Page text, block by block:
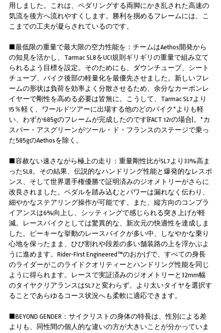
用しました。これは、ペダリングする両脚にかき乱された高速の
気流を後方へ流れやすくします。勝利を掴めるフレームには、こ
こまでの工夫が凝らされているのです。
■最低限の重量で最大限の空力性能を：チームはAethos開発から
の知見を活かし、Tarmac SL8をUCI規則ギリギリの重量で組み立て
られるよう目標を設定。そのためにも、ダウンチューブ、シート
チューブ、バイク後部の軽量化を最優先させました。新しいフレ
ームの形状は負荷を効率よく分散させるため、余分なカーボンレ
イヤーで剛性を高める必要は皆無に。こうして、Tarmac SL7より
15％軽く、ワールドツアーに出場する他のどのバイク*よりも軽
い、わずか685gのフレームが完成したのです(FACT 12rの場合)。*カ
スパー・アスグリーンがツール・ド・フランスのステージで乗っ
た585gのAethosを除く。
■容赦ない速さながら極上の走り：重量剛性比がSL7より33%高ま
ったSL8。その結果、伝説的なハンドリング性能と爆発的なレスポ
ンス、そして世界選手権優勝で証明済みのジオメトリーがさらに
改良されました。ペダルを踏み込むとパワーは漏れなく伝わり、
細やかなステアリング操作が可能です。また、縦方向のコンプラ
イアンスは6%向上し、シッティングで感じられる突き上げが軽
減。レースバイクとしては驚異的な、新次元の快適性を達成しま
した。ピーキーな挙動のレースバイクが多い中、しなやかな乗り
心地を保ったまま、ひび割れや段差の多い舗装路の上を浮かぶよ
うに進めます。Rider-First Engineered™のおかげで、すべての身長
のライダーがこのライドクオリティーとハンドリング性能を同じ
ように得られます。レースで実証済みのジオメトリーと32mm幅
のタイヤクリアランスはSL7と変わらず。より太いタイヤを選択す
ることであらゆるコース状況へも柔軟に適応できます。
■BEYOND GENDER：サイクリストの身体の特長は、性別による差
よりも、同性間の個人的な違いの方が大きいことが分かっていま